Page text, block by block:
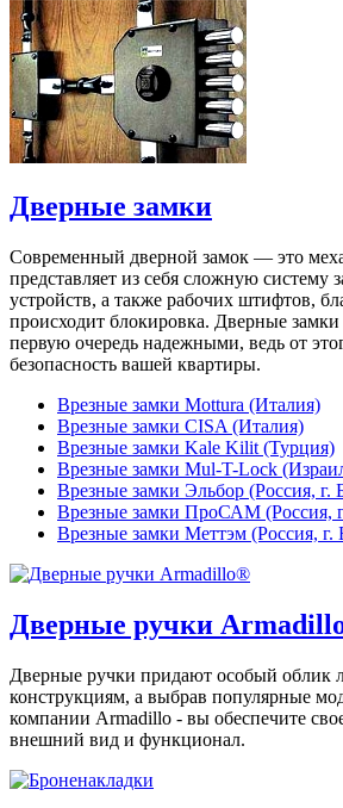
Дверные замки
Современный дверной замок — это
представляет из себя сложную систему
устройств, а также рабочих штифтов,
происходит блокировка. Дверные
первую очередь надежными, ведь от
безопасность вашей квартиры.
Врезные замки Mottura (Италия)
Врезные замки CISA (Италия)
Врезные замки Kale Kilit (Турция)
Врезные замки Mul-T-Lock
Врезные замки Эльбор (Россия, г.
Врезные замки ПроСАМ (Россия,
Врезные замки Меттэм (Россия, г.
Дверные ручки
Дверные ручки придают особый
конструкциям, а выбрав популярные
компании Armadillo - вы обеспечите
внешний вид и функционал.